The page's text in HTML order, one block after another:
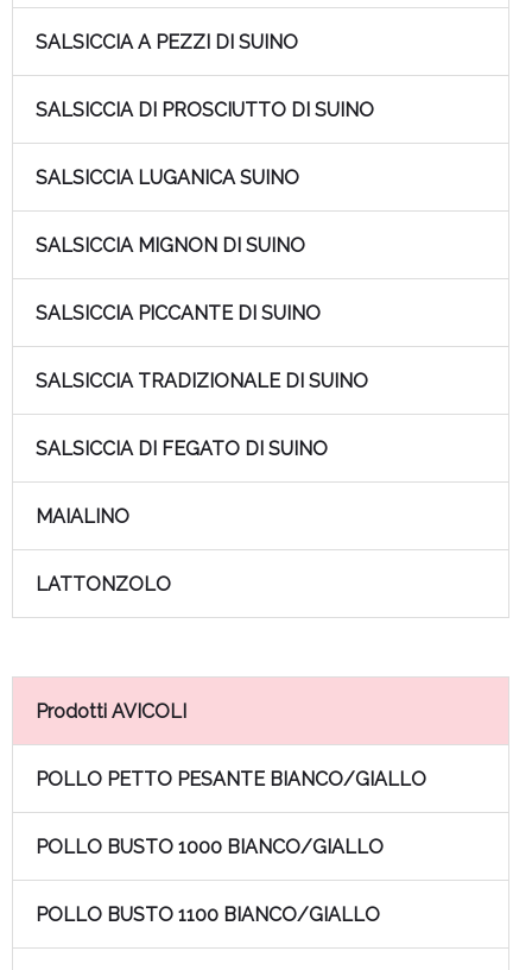
SALSICCIA A PEZZI DI SUINO
SALSICCIA DI PROSCIUTTO DI SUINO
SALSICCIA LUGANICA SUINO
SALSICCIA MIGNON DI SUINO
SALSICCIA PICCANTE DI SUINO
SALSICCIA TRADIZIONALE DI SUINO
SALSICCIA DI FEGATO DI SUINO
MAIALINO
LATTONZOLO
Prodotti AVICOLI
POLLO PETTO PESANTE BIANCO/GIALLO
POLLO BUSTO 1000 BIANCO/GIALLO
POLLO BUSTO 1100 BIANCO/GIALLO